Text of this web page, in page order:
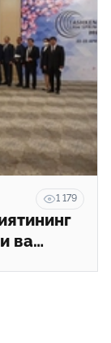
1 179
ва